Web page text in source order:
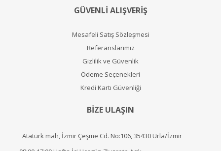
GÜVENLİ ALIŞVERİŞ
Mesafeli Satış Sözleşmesi
Referanslarımız
Gizlilik ve Güvenlik
Ödeme Seçenekleri
Kredi Kartı Güvenliği
BİZE ULAŞIN
Atatürk mah, İzmir Çeşme Cd. No:106, 35430 Urla/İzmir